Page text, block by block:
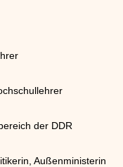
der DDR
Außenministerin